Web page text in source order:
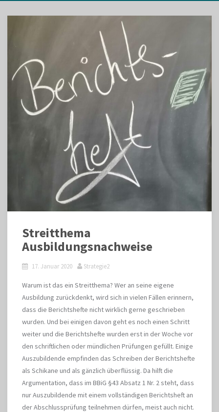
Streitthema
Ausbildungsnachweise
17. Januar 2020 Strategie2
Warum ist das ein Streitthema? Wer an seine eigene
Ausbildung zurückdenkt, wird sich in vielen Fällen erinnern,
dass die Berichtshefte nicht wirklich gerne geschrieben
wurden. Und bei einigen davon geht es noch einen Schritt
weiter und die Berichtshefte wurden erst in der Woche vor
den schriftlichen oder mündlichen Prüfungen gefüllt. Einige
Auszubildende empfinden das Schreiben der Berichtshefte
als Schikane und als gänzlich überflüssig. Da hilft die
Argumentation, dass im BBiG §43 Absatz 1 Nr. 2 steht, dass
nur Auszubildende mit einem vollständigen Berichtsheft an
der Abschlussprüfung teilnehmen dürfen, meist auch nicht.